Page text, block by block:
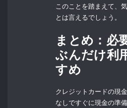
このことを踏まえて、
とは言えるでしょう。
まとめ：必
ぶんだけ利
すめ
クレジットカードの現
なしですぐに現金の準